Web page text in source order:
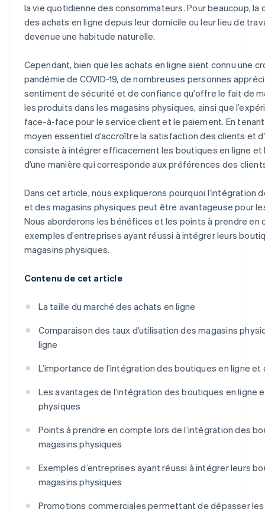
la vie quotidienne des consommateurs. Pour beaucoup,
des achats en ligne depuis leur domicile ou leur lieu de
devenue une habitude naturelle.
Cependant, bien que les achats en ligne aient connu une
pandémie de COVID-19, de nombreuses personnes
sentiment de sécurité et de confiance qu’offre le fait de
les produits dans les magasins physiques, ainsi que
face-à-face pour le service client et le paiement. En
moyen essentiel d’accroître la satisfaction des clients et
consiste à intégrer efficacement les boutiques en ligne et
d’une manière qui corresponde aux préférences des
Dans cet article, nous expliquerons pourquoi l’intégration
et des magasins physiques peut être avantageuse pour
Nous aborderons les bénéfices et les points à prendre en
exemples d’entreprises ayant réussi à intégrer leurs
magasins physiques.
Contenu de cet article
La taille du marché des achats en ligne
Comparaison des taux d’utilisation des magasins
ligne
L’importance de l’intégration des boutiques en ligne
Les avantages de l’intégration des boutiques en ligne
physiques
Points à prendre en compte lors de l’intégration des
magasins physiques
Exemples d’entreprises ayant réussi à intégrer leurs
magasins physiques
Promotions commerciales permettant de dépasser